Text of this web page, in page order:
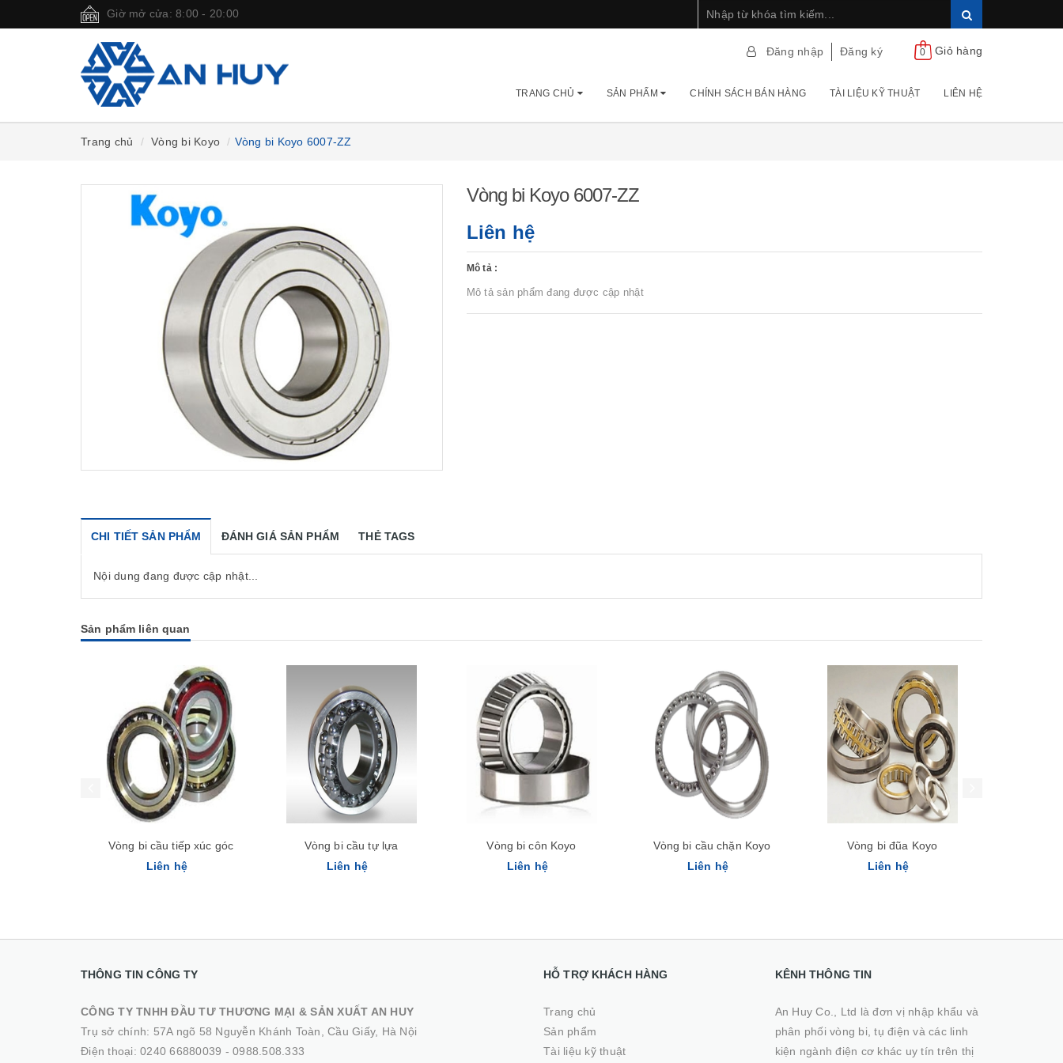
Giờ mở cửa: 8:00 - 20:00
Đăng nhập Đăng ký 0 Giỏ hàng
TRANG CHỦ SẢN PHẨM CHÍNH SÁCH BÁN HÀNG TÀI LIỆU KỸ THUẬT LIÊN HỆ
Trang chủ Vòng bi Koyo Vòng bi Koyo 6007-ZZ
Vòng bi Koyo 6007-ZZ
Liên hệ
Mô tả :
Mô tả sản phẩm đang được cập nhật
CHI TIẾT SẢN PHẨM ĐÁNH GIÁ SẢN PHẨM THẺ TAGS
Nội dung đang được cập nhật...
Sản phẩm liên quan
Xem nhanh
Vòng bi cầu tiếp xúc góc
Liên hệ
Xem nhanh
Vòng bi cầu tự lựa
Liên hệ
Xem nhanh
Vòng bi côn Koyo
Liên hệ
Vòng bi cầu chặn Koyo
Liên hệ
Vòng bi đũa Koyo
Liên hệ
THÔNG TIN CÔNG TY
CÔNG TY TNHH ĐẦU TƯ THƯƠNG MẠI & SẢN XUẤT AN HUY
Trụ sở chính: 57A ngõ 58 Nguyễn Khánh Toàn, Cầu Giấy, Hà Nội
Điện thoại: 0240 66880039 - 0988.508.333
HỖ TRỢ KHÁCH HÀNG
Trang chủ
Sản phẩm
Tài liệu kỹ thuật
KÊNH THÔNG TIN
An Huy Co., Ltd là đơn vị nhập khẩu và
phân phối vòng bi, tụ điện và các linh
kiện ngành điện cơ khác uy tín trên thị